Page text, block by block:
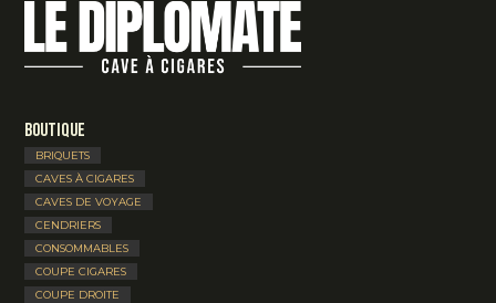
Boutique
BRIQUETS
CAVES À CIGARES
CAVES DE VOYAGE
CENDRIERS
CONSOMMABLES
COUPE CIGARES
COUPE DROITE